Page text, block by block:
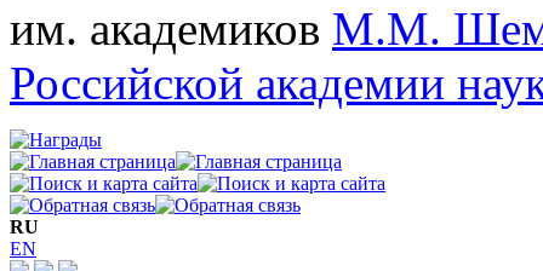
им. академиков М.М.
Российской академии
RU
EN